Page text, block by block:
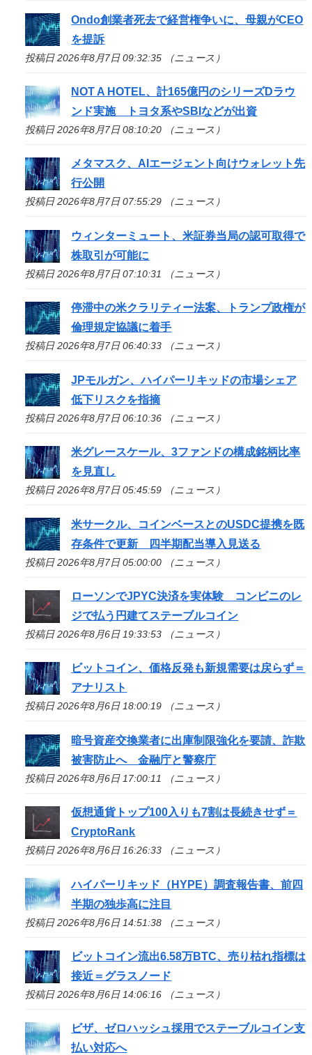
Ondo創業者死去で経営権争いに、母親がCEO
を提訴
投稿日 2026年8月7日 09:32:35 （ニュース）
NOT A HOTEL、計165億円のシリーズDラウ
ンド実施 トヨタ系やSBIなどが出資
投稿日 2026年8月7日 08:10:20 （ニュース）
メタマスク、AIエージェント向けウォレット先
行公開
投稿日 2026年8月7日 07:55:29 （ニュース）
ウィンターミュート、米証券当局の認可取得で
株取引が可能に
投稿日 2026年8月7日 07:10:31 （ニュース）
停滞中の米クラリティー法案、トランプ政権が
倫理規定協議に着手
投稿日 2026年8月7日 06:40:33 （ニュース）
JPモルガン、ハイパーリキッドの市場シェア
低下リスクを指摘
投稿日 2026年8月7日 06:10:36 （ニュース）
米グレースケール、3ファンドの構成銘柄比率
を見直し
投稿日 2026年8月7日 05:45:59 （ニュース）
米サークル、コインベースとのUSDC提携を既
存条件で更新 四半期配当導入見送る
投稿日 2026年8月7日 05:00:00 （ニュース）
ローソンでJPYC決済を実体験 コンビニのレ
ジで払う円建てステーブルコイン
投稿日 2026年8月6日 19:33:53 （ニュース）
ビットコイン、価格反発も新規需要は戻らず＝
アナリスト
投稿日 2026年8月6日 18:00:19 （ニュース）
暗号資産交換業者に出庫制限強化を要請、詐欺
被害防止へ 金融庁と警察庁
投稿日 2026年8月6日 17:00:11 （ニュース）
仮想通貨トップ100入りも7割は長続きせず＝
CryptoRank
投稿日 2026年8月6日 16:26:33 （ニュース）
ハイパーリキッド（HYPE）調査報告書、前四
半期の独歩高に注目
投稿日 2026年8月6日 14:51:38 （ニュース）
ビットコイン流出6.58万BTC、売り枯れ指標は
接近＝グラスノード
投稿日 2026年8月6日 14:06:16 （ニュース）
ビザ、ゼロハッシュ採用でステーブルコイン支
払い対応へ